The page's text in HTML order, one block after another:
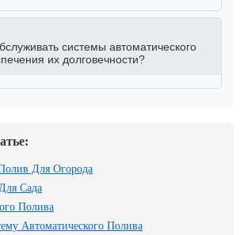
системы автоматического
их долговечности?
Для Огорода
Сада
Полива
Автоматического Полива